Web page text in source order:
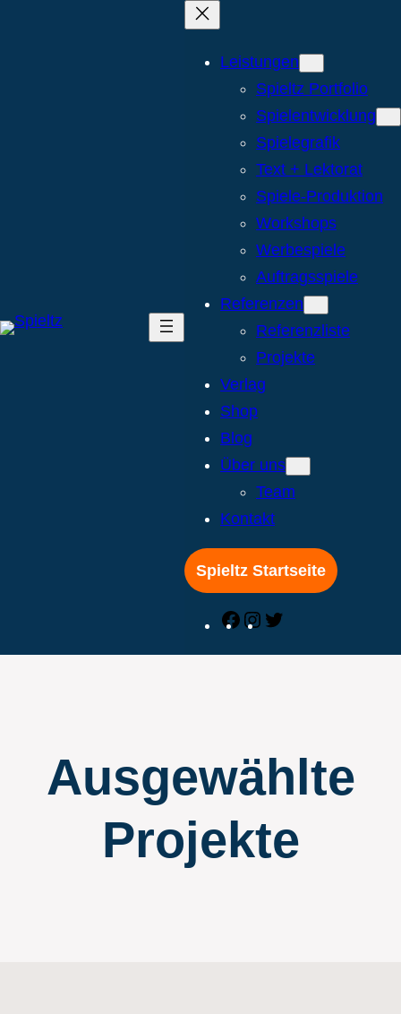
Leistungen
Spieltz Portfolio
Spielentwicklung
Spielegrafik
Text + Lektorat
Spiele-Produktion
Workshops
Werbespiele
Auftragsspiele
Referenzen
Referenzliste
Projekte
Verlag
Shop
Blog
Über uns
Team
Kontakt
Spieltz Startseite
Facebook
Instagram
Ausgewählte
Projekte